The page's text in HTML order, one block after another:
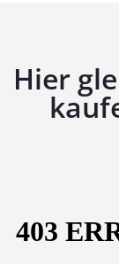
Hier